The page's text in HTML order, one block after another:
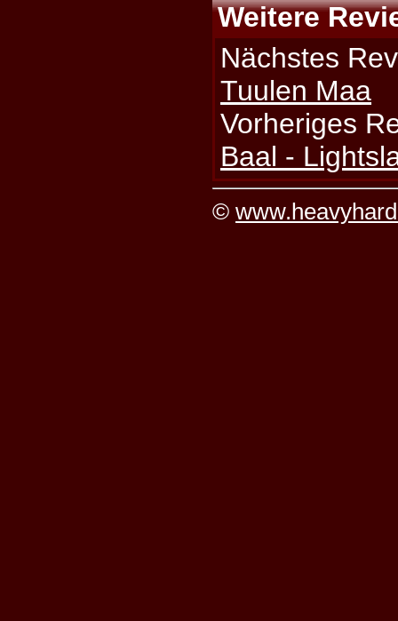
Weitere
Nächstes
Tuulen Maa
Vorheriges
Baal -
©